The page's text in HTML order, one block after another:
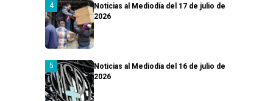
Noticias al Mediodía del 17 de julio de
2026
Noticias al Mediodía del 16 de julio de
2026